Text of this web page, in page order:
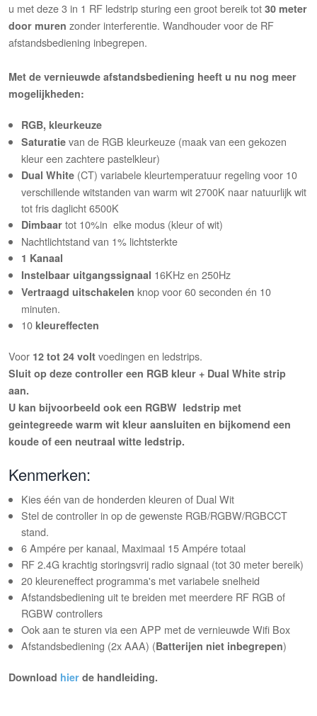
u met deze 3 in 1 RF ledstrip sturing een groot bereik tot30 meter
door muren zonder interferentie. Wandhouder voor de RF
afstandsbediening inbegrepen.
Met de vernieuwde afstandsbediening heeft u nu nog meer
mogelijkheden:
RGB, kleurkeuze
Saturatie van de RGB kleurkeuze (maak van een gekozen
kleur een zachtere pastelkleur)
Dual White (CT) variabele kleurtemperatuur regeling voor 10
verschillende witstanden van warm wit 2700K naar natuurlijk wit
tot fris daglicht 6500K
Dimbaar tot 10%in elke modus (kleur of wit)
Nachtlichtstand van 1% lichtsterkte
1 Kanaal
Instelbaar uitgangssignaal 16KHz en 250Hz
Vertraagd uitschakelen knop voor 60 seconden én 10
minuten.
10kleureffecten
Voor 12 tot 24 volt voedingen en ledstrips.
Sluit op deze controller een RGB kleur + Dual White strip
aan.
U kan bijvoorbeeld ook een RGBW ledstrip met
geintegreede warm wit kleur aansluiten en bijkomend een
koude of een neutraal witte ledstrip.
Kenmerken:
Kies één van de honderden kleuren of Dual Wit
Stel de controller in op de gewenste RGB/RGBW/RGBCCT
stand.
6 Ampére per kanaal, Maximaal 15 Ampére totaal
RF 2.4G krachtig storingsvrij radio signaal (tot 30 meter bereik)
20 kleureneffect programma's met variabele snelheid
Afstandsbediening uit te breiden met meerdere RF RGB of
RGBW controllers
Ook aan te sturen via een APP met de vernieuwde Wifi Box
Afstandsbediening (2x AAA) (Batterijen niet inbegrepen)
Download hier de handleiding.